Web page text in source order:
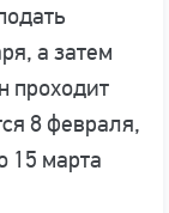
а затем
проходит
8 февраля,
15 марта